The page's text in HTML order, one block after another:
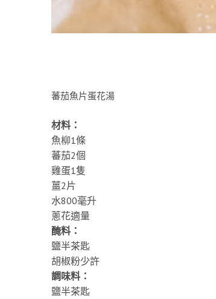
蕃茄魚片蛋花湯
材料：
魚柳1條
蕃茄2個
雞蛋1隻
薑2片
水800毫升
蔥花適量
醃料：
鹽半茶匙
胡椒粉少許
調味料：
鹽半茶匙